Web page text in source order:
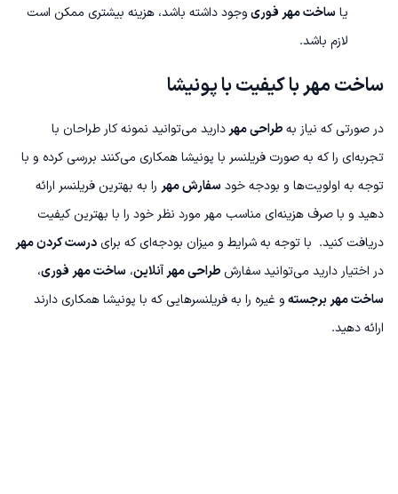
یاساخت مهر فوریوجود داشته باشد، هزینه بیشتری ممکن است
لازم باشد.
ساخت مهر با کیفیت با پونیشا
در صورتی که نیاز بهطراحی مهردارید می‌توانید نمونه کار طراحان با
تجربه‌ای را که به صورت فریلنسر با پونیشا همکاری می‌کنند بررسی کرده و با
توجه به اولویت‌ها و بودجه خودسفارش مهر را به بهترین فریلنسر ارائه
دهید و با صرف هزینه‌ای مناسب مهر مورد نظر خود را با بهترین کیفیت
دریافت کنید. با توجه به شرایط و میزان بودجه‌ای که برایدرست کردن مهر
در اختیار دارید می‌توانید سفارش طراحی مهر آنلاین، ساخت مهر فوری،
ساخت مهر برجستهو غیره را به فریلنسرهایی که با پونیشا همکاری دارند
ارائه دهید.